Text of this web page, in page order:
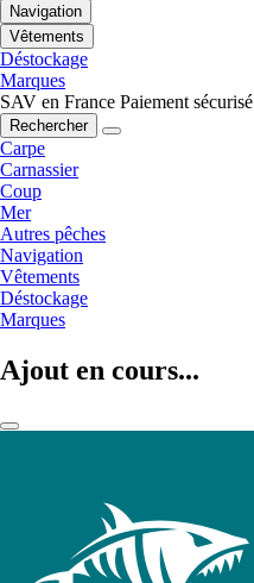
Navigation
Vêtements
Déstockage
Marques
SAV en France Paiement sécurisé
Rechercher
Carpe
Carnassier
Coup
Mer
Autres pêches
Navigation
Vêtements
Déstockage
Marques
Ajout en cours...